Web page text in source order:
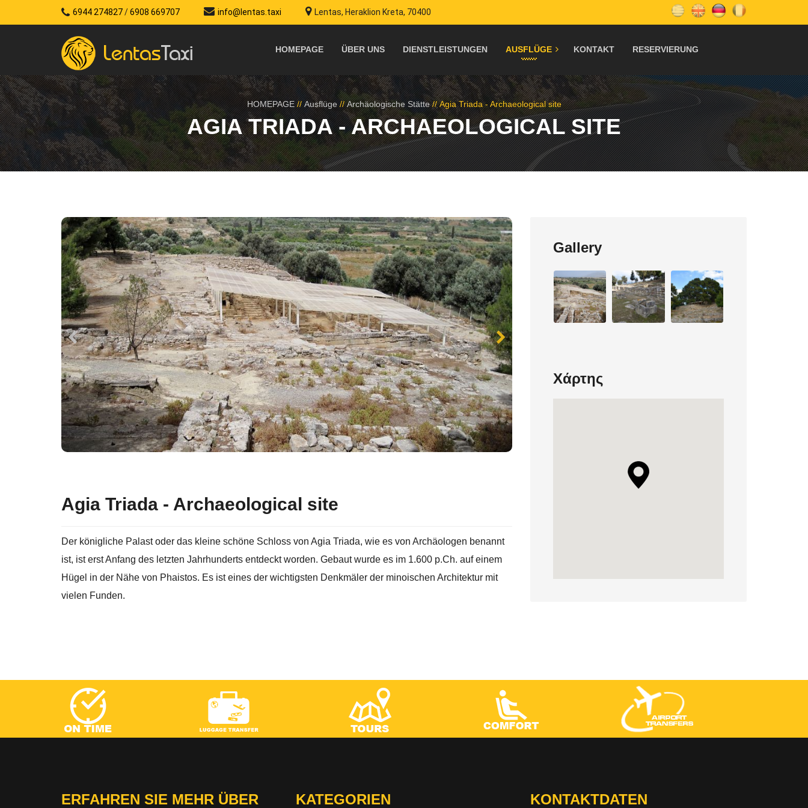
6944 274827/6908 669707 info@lentas.taxi Lentas, Heraklion Kreta, 70400
HOMEPAGE ÜBER UNS DIENSTLEISTUNGEN AUSFLÜGE KONTAKT RESERVIERUNG
HOMEPAGE // Ausflüge // Archäologische Stätte // Agia Triada - Archaeological site
AGIA TRIADA - ARCHAEOLOGICAL SITE
Agia Triada - Archaeological site
Der königliche Palast oder das kleine schöne Schloss von Agia Triada, wie es von Archäologen benannt
ist, ist erst Anfang des letzten Jahrhunderts entdeckt worden. Gebaut wurde es im 1.600 p.Ch. auf einem
Hügel in der Nähe von Phaistos. Es ist eines der wichtigsten Denkmäler der minoischen Architektur mit
vielen Funden.
Gallery
Χάρτης
ERFAHREN SIE MEHR ÜBER
KATEGORIEN KONTAKTDATEN